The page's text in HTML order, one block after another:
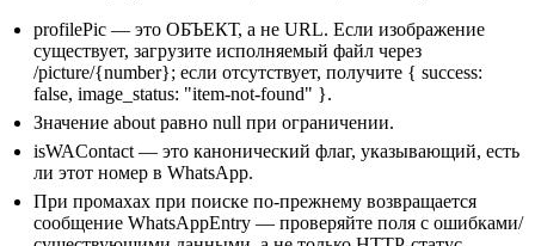
profilePic — это ОБЪЕКТ, а не URL. Если изображение
существует, загрузите исполняемый файл через
/picture/{number}; если отсутствует, получите { success:
false, image_status: "item-not-found" }.
Значение about равно null при ограничении.
isWAContact — это канонический флаг, указывающий, есть
ли этот номер в WhatsApp.
При промахах при поиске по-прежнему возвращается
сообщение WhatsAppEntry — проверяйте поля с ошибками/